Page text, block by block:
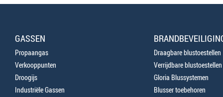
GASSEN
Propaangas
Verkooppunten
Droogijs
Industriële Gassen
Draagbare blustoestellen
Verrijdbare blustoestellen
Gloria Blussystemen
Blusser toebehoren